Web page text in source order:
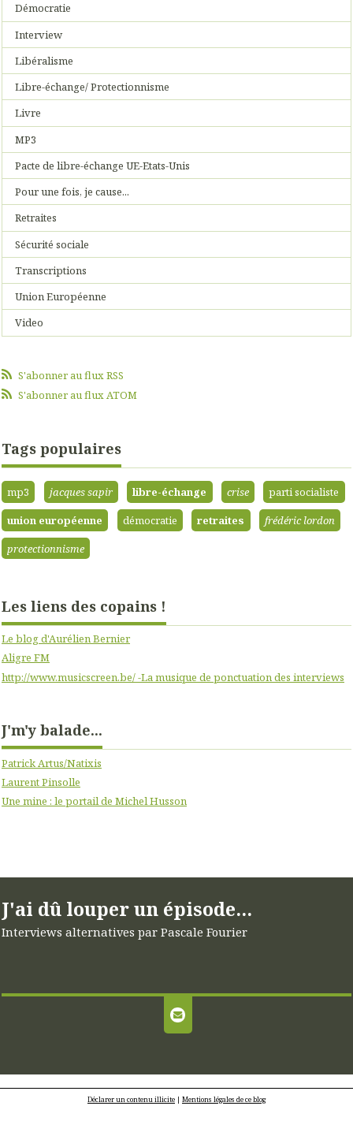
Démocratie
Interview
Libéralisme
Libre-échange/ Protectionnisme
Livre
MP3
Pacte de libre-échange UE-Etats-Unis
Pour une fois, je cause...
Retraites
Sécurité sociale
Transcriptions
Union Européenne
Video
S'abonner au flux RSS
S'abonner au flux ATOM
Tags populaires
mp3 jacques sapir libre-échange crise
parti socialiste
union européenne
démocratie retraites
frédéric lordon
protectionnisme
Les liens des copains !
Le blog d'Aurélien Bernier
Aligre FM
http://www.musicscreen.be/ -La musique de ponctuation des interviews
J'm'y balade...
Patrick Artus/Natixis
Laurent Pinsolle
Une mine : le portail de Michel Husson
J'ai dû louper un épisode...
Interviews alternatives par Pascale Fourier
Déclarer un contenu illicite | Mentions légales de ce blog